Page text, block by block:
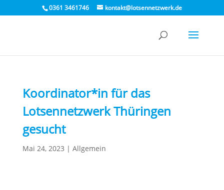
0361 3461746 kontakt@lotsennetzwerk.de
Koordinator*in für das
Lotsennetzwerk Thüringen
gesucht
Mai 24, 2023 | Allgemein